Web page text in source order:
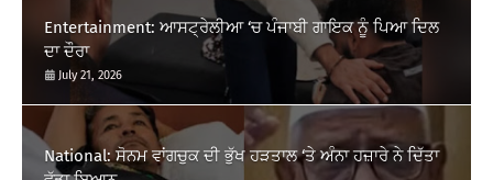
Entertainment: ਆਸਟ੍ਰੇਲੀਆ ‘ਚ ਪੰਜਾਬੀ ਗਾਇਕ ਨੂੰ ਪਿਆ ਦਿਲ
ਦਾ ਦੌਰਾ
July 21, 2026
National: ਸੋਨਮ ਵਾਂਗਚੁਕ ਦੀ ਭੁੱਖ ਹੜਤਾਲ ‘ਤੇ ਅੰਨਾ ਹਜ਼ਾਰੇ ਨੇ ਦਿੱਤਾ